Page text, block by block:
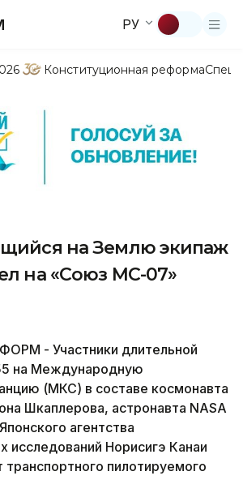
РУ
Конституционная реформа
на Землю экипаж
на «Союз МС-07»
- Участники длительной
на Международную
(МКС) в составе космонавта
Шкаплерова, астронавта NASA
агентства
исследований Норисигэ Канаи
пилотируемого